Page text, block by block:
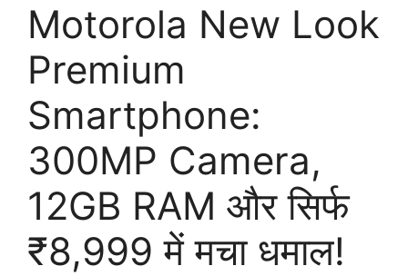
Motorola New Look
Premium
Smartphone:
300MP Camera,
12GB RAM और सिर्फ
₹8,999 में मचा धमाल!